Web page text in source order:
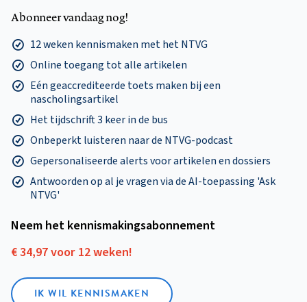
Abonneer vandaag nog!
12 weken kennismaken met het NTVG
Online toegang tot alle artikelen
Eén geaccrediteerde toets maken bij een
nascholingsartikel
Het tijdschrift 3 keer in de bus
Onbeperkt luisteren naar de NTVG-podcast
Gepersonaliseerde alerts voor artikelen en dossiers
Antwoorden op al je vragen via de AI-toepassing 'Ask
NTVG'
Neem het kennismakings­abonnement
€ 34,97 voor 12 weken!
IK WIL KENNISMAKEN